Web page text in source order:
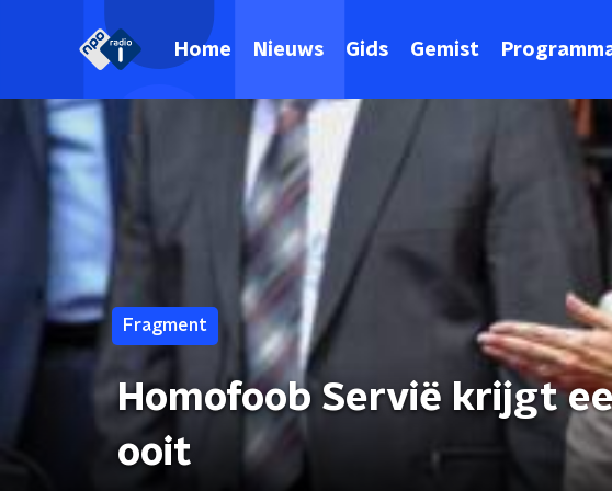
Home Nieuws Gids Gemist
Fragment
Homofoob Servië krijgt
ooit